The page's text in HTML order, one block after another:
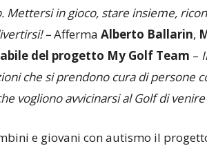
Mettersi in gioco, stare insieme,
–Afferma Alberto Ballarin,
del progetto My Golf Team –
che si prendono cura di persone
vogliono avvicinarsi al Golf di
e giovani con autismo il